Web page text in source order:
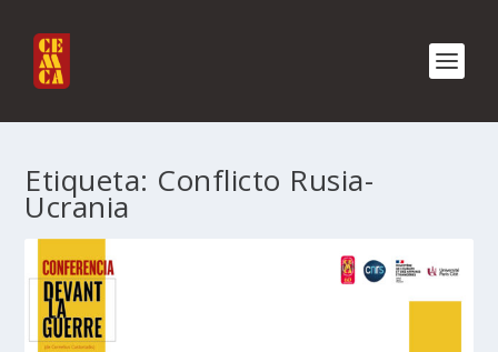
Etiqueta: Conflicto Rusia-
Ucrania